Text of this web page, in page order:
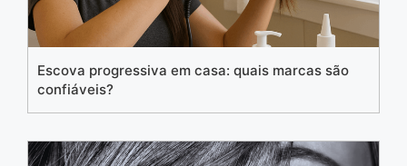
Escova progressiva em casa: quais marcas são
confiáveis?